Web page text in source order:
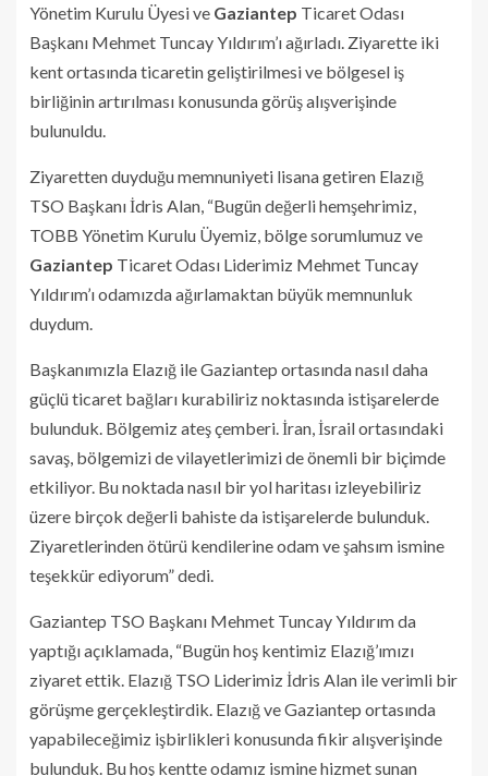
Yönetim Kurulu Üyesi ve Gaziantep Ticaret Odası
Başkanı Mehmet Tuncay Yıldırım’ı ağırladı. Ziyarette iki
kent ortasında ticaretin geliştirilmesi ve bölgesel iş
birliğinin artırılması konusunda görüş alışverişinde
bulunuldu.
Ziyaretten duyduğu memnuniyeti lisana getiren Elazığ
TSO Başkanı İdris Alan, “Bugün değerli hemşehrimiz,
TOBB Yönetim Kurulu Üyemiz, bölge sorumlumuz ve
Gaziantep Ticaret Odası Liderimiz Mehmet Tuncay
Yıldırım’ı odamızda ağırlamaktan büyük memnunluk
duydum.
Başkanımızla Elazığ ile Gaziantep ortasında nasıl daha
güçlü ticaret bağları kurabiliriz noktasında istişarelerde
bulunduk. Bölgemiz ateş çemberi. İran, İsrail ortasındaki
savaş, bölgemizi de vilayetlerimizi de önemli bir biçimde
etkiliyor. Bu noktada nasıl bir yol haritası izleyebiliriz
üzere birçok değerli bahiste da istişarelerde bulunduk.
Ziyaretlerinden ötürü kendilerine odam ve şahsım ismine
teşekkür ediyorum” dedi.
Gaziantep TSO Başkanı Mehmet Tuncay Yıldırım da
yaptığı açıklamada, “Bugün hoş kentimiz Elazığ’ımızı
ziyaret ettik. Elazığ TSO Liderimiz İdris Alan ile verimli bir
görüşme gerçekleştirdik. Elazığ ve Gaziantep ortasında
yapabileceğimiz işbirlikleri konusunda fikir alışverişinde
bulunduk. Bu hoş kentte odamız ismine hizmet sunan